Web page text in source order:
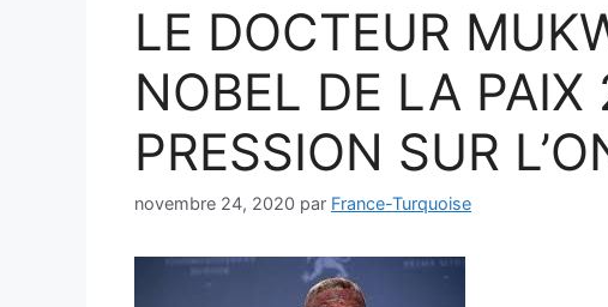
LE DOCTEUR
NOBEL DE LA
PRESSION SUR
novembre 24, 2020 par France-Turquoise